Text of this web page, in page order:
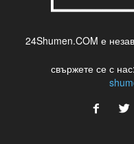
24Shumen.COM е
свържете се с нас: